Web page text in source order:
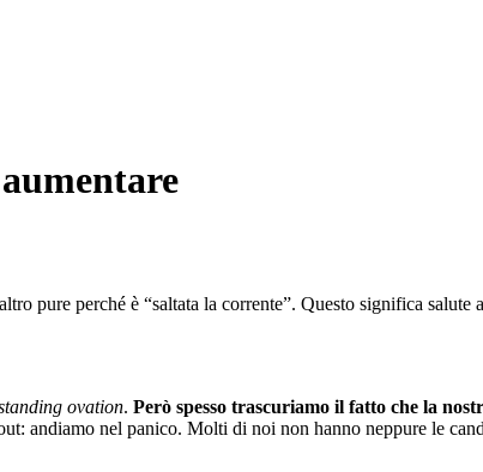
pure perché è “saltata la corrente”. Questo significa salute
ovation. Però spesso trascuriamo il fatto che la
andiamo nel panico. Molti di noi non hanno neppure le